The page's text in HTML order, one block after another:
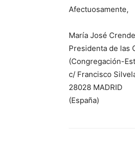
Afectuosamente,
María José
Presidenta de las
(Congregación-
c/ Francisco
28028 MADRID
(España)